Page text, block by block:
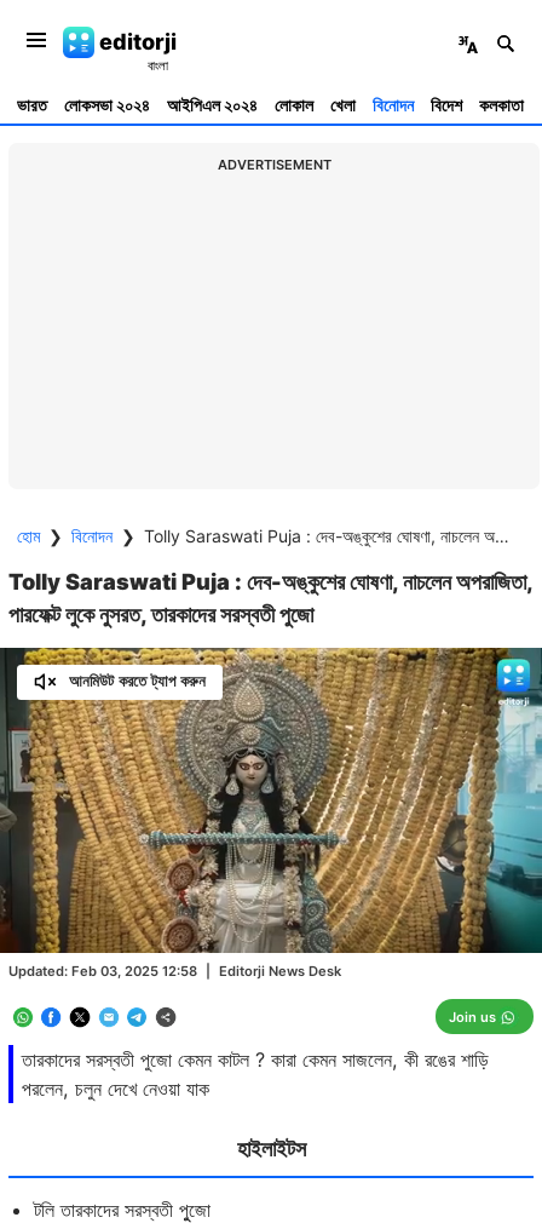
editorji
ভারত লোকসভা ২০২৪ আইপিএল ২০২৪ লোকাল খেলা বিনোদন বিদেশ কলকাতা
ADVERTISEMENT
হোম ❯ বিনোদন ❯ Tolly Saraswati Puja : দেব-অঙ্কুশের ঘোষণা, নাচলেন অপরাজিতা, পারফেক্ট লুকে নুসরত, তারকাদের সরস্বতী পুজো
Tolly Saraswati Puja : দেব-অঙ্কুশের ঘোষণা, নাচলেন অপরাজিতা,
পারফেক্ট লুকে নুসরত, তারকাদের সরস্বতী পুজো
তারকাদের সরস্বতী পুজো কেমন কাটল ? কারা কেমন সাজলেন, কী রঙের শাড়ি
পরলেন, চলুন দেখে নেওয়া যাক
Updated: Feb 03, 2025 12:58 Editorji News Desk
Join us
আনমিউট করতে ট্যাপ করুন
Unmute
/
Loaded:
10.11%
হাইলাইটস
টলি তারকাদের সরস্বতী পুুজো